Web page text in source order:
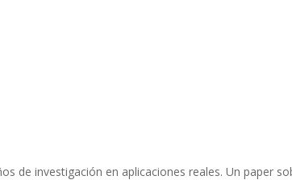
de investigación en aplicaciones reales. Un paper